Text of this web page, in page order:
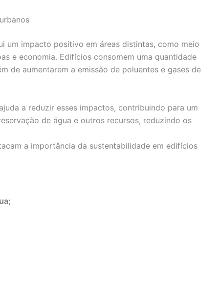
um impacto positivo em áreas distintas, como meio
e economia. Edifícios consomem uma quantidade
de aumentarem a emissão de poluentes e gases de
ajuda a reduzir esses impactos, contribuindo para um
de água e outros recursos, reduzindo os
a importância da sustentabilidade em edifícios